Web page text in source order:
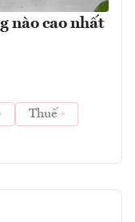
nào cao nhất
Thuế